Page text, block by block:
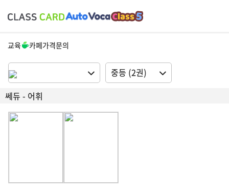
교육 카페가격문의
중등 (2권)
쎄듀 - 어휘